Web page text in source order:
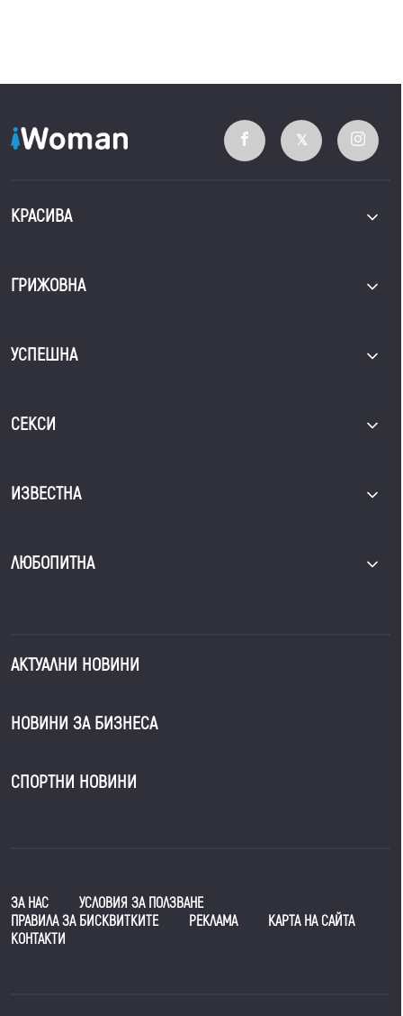
КРАСИВА
ГРИЖОВНА
УСПЕШНА
СЕКСИ
ИЗВЕСТНА
ЛЮБОПИТНА
АКТУАЛНИ НОВИНИ
НОВИНИ ЗА БИЗНЕСА
СПОРТНИ НОВИНИ
ЗА НАС
УСЛОВИЯ ЗА ПОЛЗВАНЕ
ПРАВИЛА ЗА БИСКВИТКИТЕ
РЕКЛАМА
КАРТА НА САЙТА
КОНТАКТИ